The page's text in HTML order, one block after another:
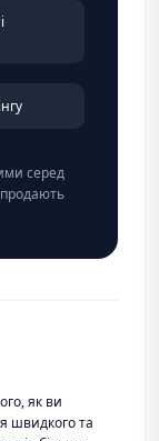
серед
як ви
швидкого та